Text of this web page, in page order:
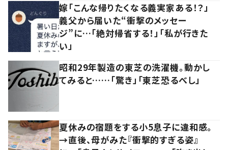
嫁「こんな帰りたくなる義実家ある！？」
義父から届いた“衝撃のメッセー
ジ”に…「絶対帰省する！」「私が行きた
い」
昭和29年製造の東芝の洗濯機。動かし
てみると……「驚き」「東芝恐るべし」
夏休みの宿題をする小5息子に違和感。
→直後、母がみた『衝撃的すぎる姿』